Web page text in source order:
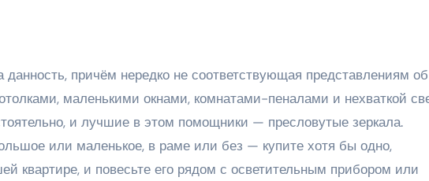
причём нередко не соответствующая представлениям об
маленькими окнами, комнатами-пеналами и нехваткой
и лучшие в этом помощники — пресловутые зеркала.
или маленькое, в раме или без — купите хотя бы одно,
квартире, и повесьте его рядом с осветительным прибором или